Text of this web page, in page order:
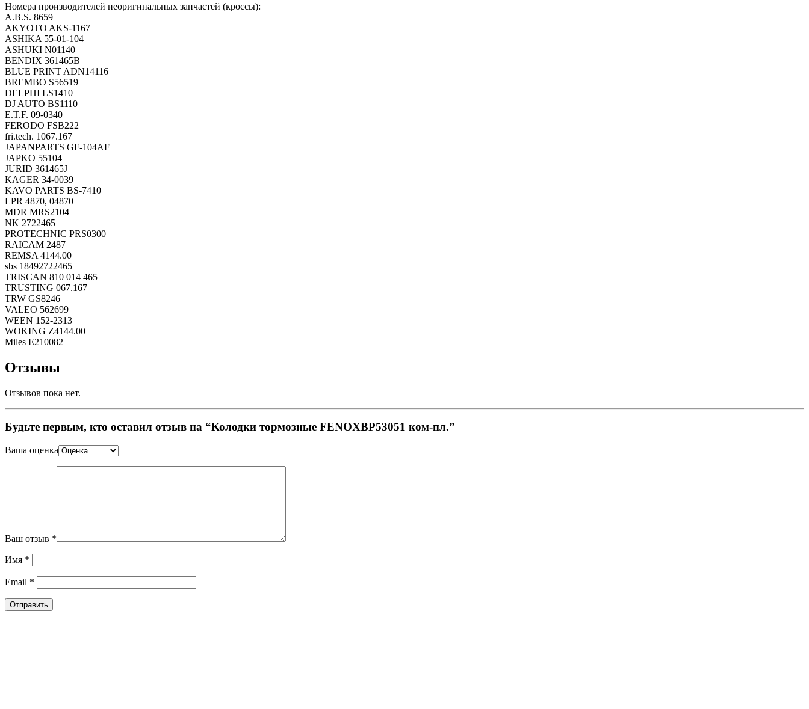
Номера производителей неоригинальных запчастей (кроссы):
A.B.S. 8659
AKYOTO AKS-1167
ASHIKA 55-01-104
ASHUKI N01140
BENDIX 361465B
BLUE PRINT ADN14116
BREMBO S56519
DELPHI LS1410
DJ AUTO BS1110
E.T.F. 09-0340
FERODO FSB222
fri.tech. 1067.167
JAPANPARTS GF-104AF
JAPKO 55104
JURID 361465J
KAGER 34-0039
KAVO PARTS BS-7410
LPR 4870, 04870
MDR MRS2104
NK 2722465
PROTECHNIC PRS0300
RAICAM 2487
REMSA 4144.00
sbs 18492722465
TRISCAN 810 014 465
TRUSTING 067.167
TRW GS8246
VALEO 562699
WEEN 152-2313
WOKING Z4144.00
Miles E210082
Отзывы
Отзывов пока нет.
Будьте первым, кто оставил отзыв на “Колодки тормозные FENOXBP53051 ком-пл.”
Ваша оценка
Ваш отзыв *
Имя *
Email *